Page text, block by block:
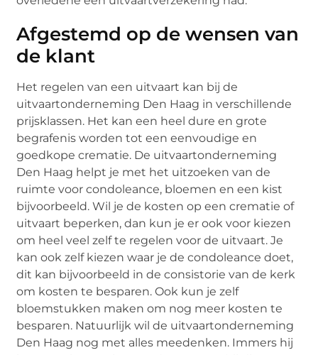
Afgestemd op de wensen van
de klant
Het regelen van een uitvaart kan bij de
uitvaartonderneming Den Haag in verschillende
prijsklassen. Het kan een heel dure en grote
begrafenis worden tot een eenvoudige en
goedkope crematie. De uitvaartonderneming
Den Haag helpt je met het uitzoeken van de
ruimte voor condoleance, bloemen en een kist
bijvoorbeeld. Wil je de kosten op een crematie of
uitvaart beperken, dan kun je er ook voor kiezen
om heel veel zelf te regelen voor de uitvaart. Je
kan ook zelf kiezen waar je de condoleance doet,
dit kan bijvoorbeeld in de consistorie van de kerk
om kosten te besparen. Ook kun je zelf
bloemstukken maken om nog meer kosten te
besparen. Natuurlijk wil de uitvaartonderneming
Den Haag nog met alles meedenken. Immers hij